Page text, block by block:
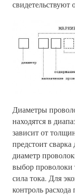
свидетельствуют
Диаметры
находятся в
зависит от
предстоит
диаметр
выбор проволоки
сила тока. Для
контроль